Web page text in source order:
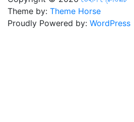
Theme by: Theme Horse
Proudly Powered by: WordPress